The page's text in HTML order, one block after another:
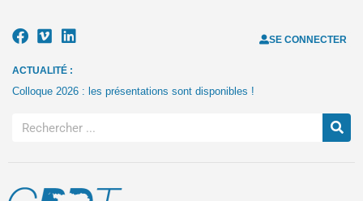
SE CONNECTER
ACTUALITÉ :
Colloque 2026 : les présentations sont disponibles !